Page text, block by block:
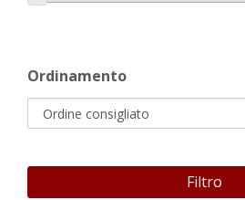
Ordinamento
Filtro